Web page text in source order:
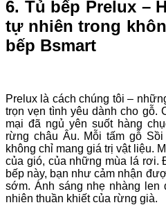
6. Tủ bếp Prelux –
tự nhiên trong
bếp Bsmart
Prelux là cách chúng tôi –
trọn vẹn tình yêu dành cho gỗ.
mại đã ngủ yên suốt hàng
rừng châu Âu. Mỗi tấm gỗ
không chỉ mang giá trị vật liệu.
của gió, của những mùa lá rơi.
bếp này, bạn như cảm nhận
sớm. Ánh sáng nhẹ nhàng
nhiên thuần khiết của rừng già.